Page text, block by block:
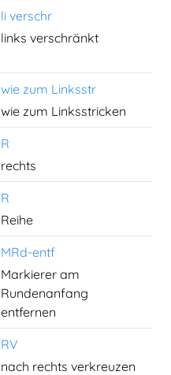
li verschr
links verschränkt
wie zum Linksstr
wie zum Linksstricken
R
rechts
R
Reihe
MRd-entf
Markierer am
Rundenanfang
entfernen
RV
nach rechts verkreuzen